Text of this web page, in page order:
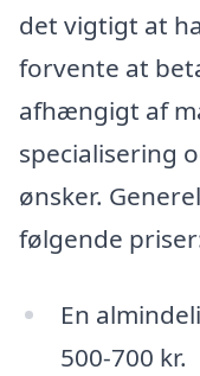
det vigtigt at
forvente at
afhængigt af
specialisering
ønsker.
følgende
En
500-700 kr.